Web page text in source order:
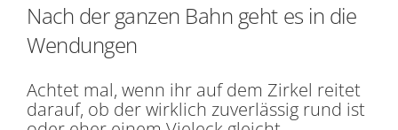
Nach der ganzen Bahn geht es in die
Wendungen
Achtet mal, wenn ihr auf dem Zirkel reitet
darauf, ob der wirklich zuverlässig rund ist